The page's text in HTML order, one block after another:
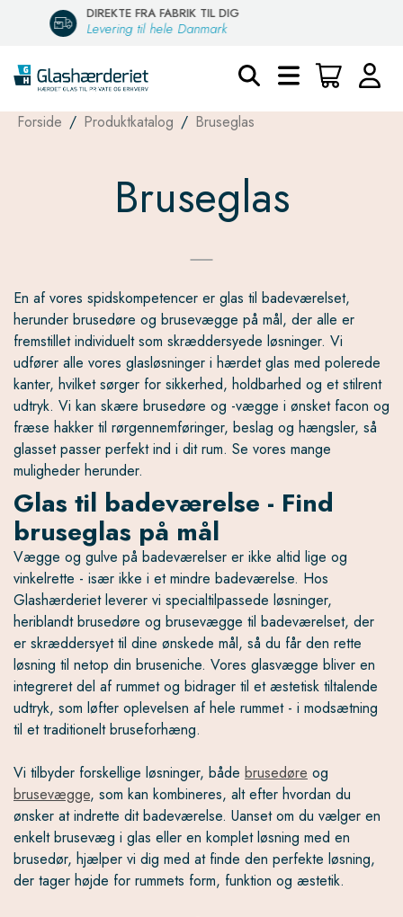
DANSK PRODUCERET
Egen fabrik i Brøndby
Forside / Produktkatalog / Bruseglas
Bruseglas
En af vores spidskompetencer er glas til badeværelset,
herunder brusedøre og brusevægge på mål, der alle er
fremstillet individuelt som skræddersyede løsninger. Vi
udfører alle vores glasløsninger i hærdet glas med polerede
kanter, hvilket sørger for sikkerhed, holdbarhed og et stilrent
udtryk. Vi kan skære brusedøre og -vægge i ønsket facon og
fræse hakker til rørgennemføringer, beslag og hængsler, så
glasset passer perfekt ind i dit rum. Se vores mange
muligheder herunder.
Glas til badeværelse - Find
bruseglas på mål
Vægge og gulve på badeværelser er ikke altid lige og
vinkelrette - især ikke i et mindre badeværelse. Hos
Glashærderiet leverer vi specialtilpassede løsninger,
heriblandt brusedøre og brusevægge til badeværelset, der
er skræddersyet til dine ønskede mål, så du får den rette
løsning til netop din bruseniche. Vores glasvægge bliver en
integreret del af rummet og bidrager til et æstetisk tiltalende
udtryk, som løfter oplevelsen af hele rummet - i modsætning
til et traditionelt bruseforhæng.
Vi tilbyder forskellige løsninger, både brusedøre og
brusevægge, som kan kombineres, alt efter hvordan du
ønsker at indrette dit badeværelse. Uanset om du vælger en
enkelt brusevæg i glas eller en komplet løsning med en
brusedør, hjælper vi dig med at finde den perfekte løsning,
der tager højde for rummets form, funktion og æstetik.